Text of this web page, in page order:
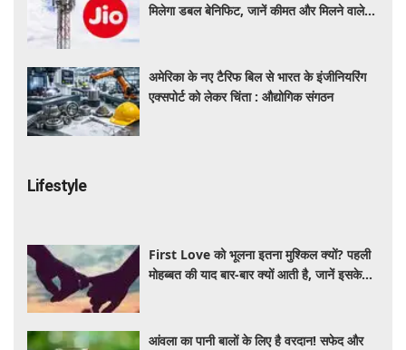
मिलेगा डबल बेनिफिट, जानें कीमत और मिलने वाले
अमेरिका के नए टैरिफ बिल से भारत के इंजीनियरिंग
एक्सपोर्ट को लेकर चिंता : औद्योगिक संगठन
Lifestyle
First Love को भूलना इतना मुश्किल क्यों? पहली
मोहब्बत की याद बार-बार क्यों आती है, जानें इसके
आंवला का पानी बालों के लिए है वरदान! सफेद और